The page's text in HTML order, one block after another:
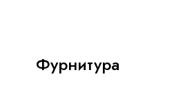
Фурнитура